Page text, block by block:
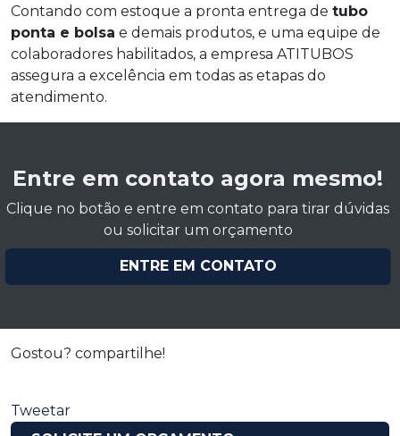
Contando com estoque a pronta entrega de tubo
ponta e bolsa e demais produtos, e uma equipe de
colaboradores habilitados, a empresa ATITUBOS
assegura a excelência em todas as etapas do
atendimento.
Entre em contato agora mesmo!
Clique no botão e entre em contato para tirar dúvidas
ou solicitar um orçamento
ENTRE EM CONTATO
Gostou? compartilhe!
Tweetar